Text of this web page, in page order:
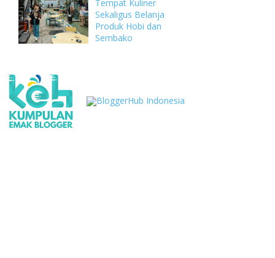
Tempat Kuliner
Sekaligus Belanja
Produk Hobi dan
Sembako